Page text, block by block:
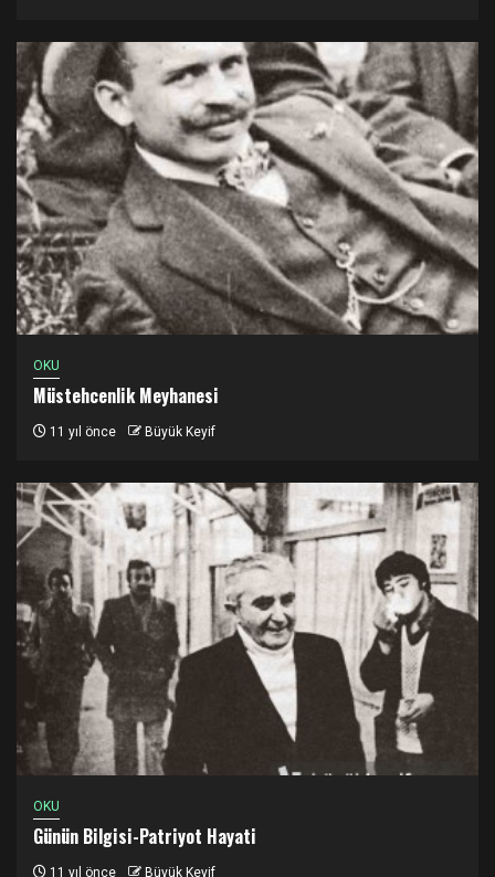
OKU
Müstehcenlik Meyhanesi
11 yıl önce Büyük Keyif
OKU
Günün Bilgisi-Patriyot Hayati
11 yıl önce Büyük Keyif